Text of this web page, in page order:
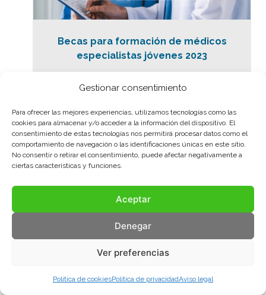
Gestionar consentimiento
Para ofrecer las mejores experiencias, utilizamos tecnologías como las
cookies para almacenar y/o acceder a la información del dispositivo. El
consentimiento de estas tecnologías nos permitirá procesar datos como el
comportamiento de navegación o las identificaciones únicas en este sitio.
No consentir o retirar el consentimiento, puede afectar negativamente a
ciertas características y funciones.
Aceptar
Denegar
Ver preferencias
Política de cookiesPolítica de privacidadAviso legal
Becas para formación de médicos
especialistas jóvenes 2023
MÁS INFORMACIÓN